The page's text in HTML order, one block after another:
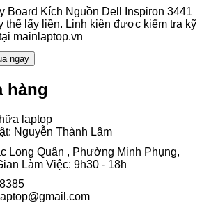
Board Kích Nguồn Dell Inspiron 3441
thế lấy liền. Linh kiện được kiểm tra kỹ
mainlaptop.vn
ngay
hàng
laptop
Nguyễn Thành Lâm
Long Quân , Phường Minh Phụng,
Làm Việc: 9h30 - 18h